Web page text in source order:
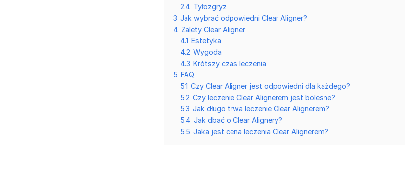
2.4 Tyłozgryz
3 Jak wybrać odpowiedni Clear Aligner?
4 Zalety Clear Aligner
4.1 Estetyka
4.2 Wygoda
4.3 Krótszy czas leczenia
5 FAQ
5.1 Czy Clear Aligner jest odpowiedni dla każdego?
5.2 Czy leczenie Clear Alignerem jest bolesne?
5.3 Jak długo trwa leczenie Clear Alignerem?
5.4 Jak dbać o Clear Alignery?
5.5 Jaka jest cena leczenia Clear Alignerem?